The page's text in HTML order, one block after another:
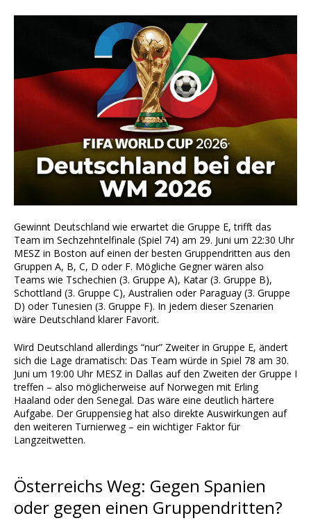
Gewinnt Deutschland wie erwartet die Gruppe E, trifft das
Team im Sechzehntelfinale (Spiel 74) am 29. Juni um 22:30 Uhr
MESZ in Boston auf einen der besten Gruppendritten aus den
Gruppen A, B, C, D oder F. Mögliche Gegner wären also
Teams wie Tschechien (3. Gruppe A), Katar (3. Gruppe B),
Schottland (3. Gruppe C), Australien oder Paraguay (3. Gruppe
D) oder Tunesien (3. Gruppe F). In jedem dieser Szenarien
wäre Deutschland klarer Favorit.
Wird Deutschland allerdings “nur” Zweiter in Gruppe E, ändert
sich die Lage dramatisch: Das Team würde in Spiel 78 am 30.
Juni um 19:00 Uhr MESZ in Dallas auf den Zweiten der Gruppe I
treffen – also möglicherweise auf Norwegen mit Erling
Haaland oder den Senegal. Das wäre eine deutlich härtere
Aufgabe. Der Gruppensieg hat also direkte Auswirkungen auf
den weiteren Turnierweg – ein wichtiger Faktor für
Langzeitwetten.
Österreichs Weg: Gegen Spanien
oder gegen einen Gruppendritten?